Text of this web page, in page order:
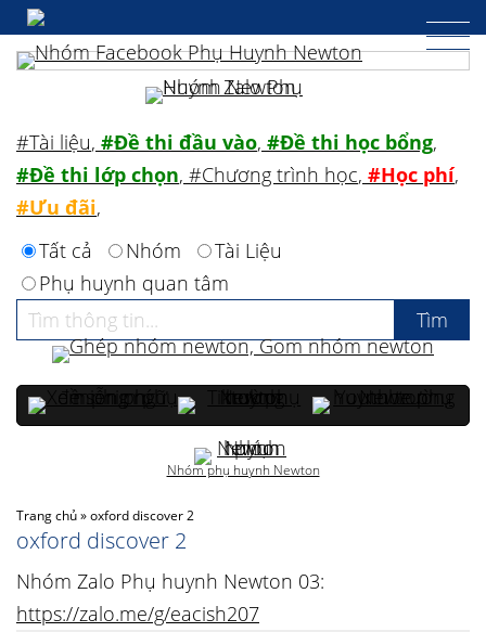
Trang chủ»oxford discover 2
oxford discover 2
Nhóm Zalo Phụ huynh Newton 03:
https://zalo.me/g/eacish207
#Tài liệu, #Đề thi đầu vào, #Đề thi học bổng,
#Đề thi lớp chọn, #Chương trình học, #Học phí,
#Ưu đãi,
Tất cả
Nhóm
Tài Liệu
Phụ huynh quan tâm
Nhóm phụ huynh Newton